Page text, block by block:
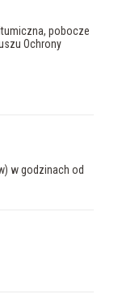
pobocze
Ochrony
w godzinach od